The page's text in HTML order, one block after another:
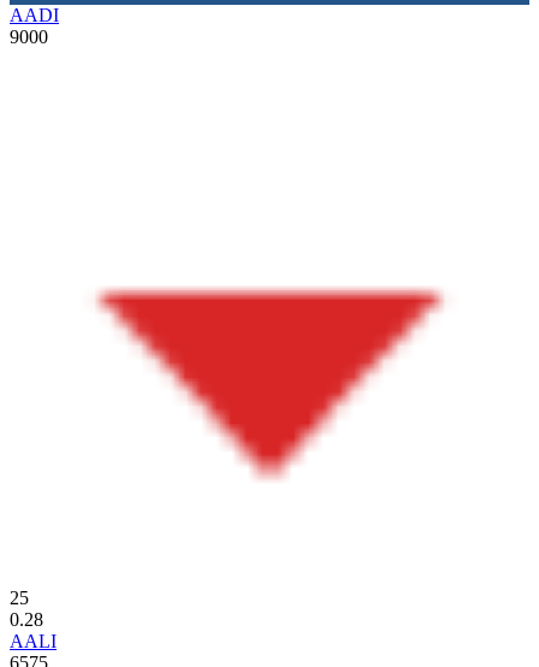
AADI
9000
25
0.28
AALI